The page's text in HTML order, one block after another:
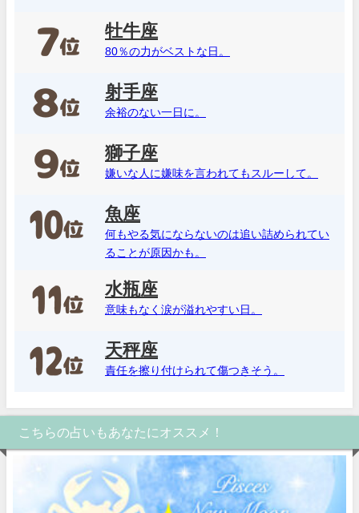
牡牛座
80％の力がベストな日。
射手座
余裕のない一日に。
獅子座
嫌いな人に嫌味を言われてもスルーして。
魚座
何もやる気にならないのは追い詰められてい
ることが原因かも。
水瓶座
意味もなく涙が溢れやすい日。
天秤座
責任を擦り付けられて傷つきそう。
こちらの占いもあなたにオススメ！